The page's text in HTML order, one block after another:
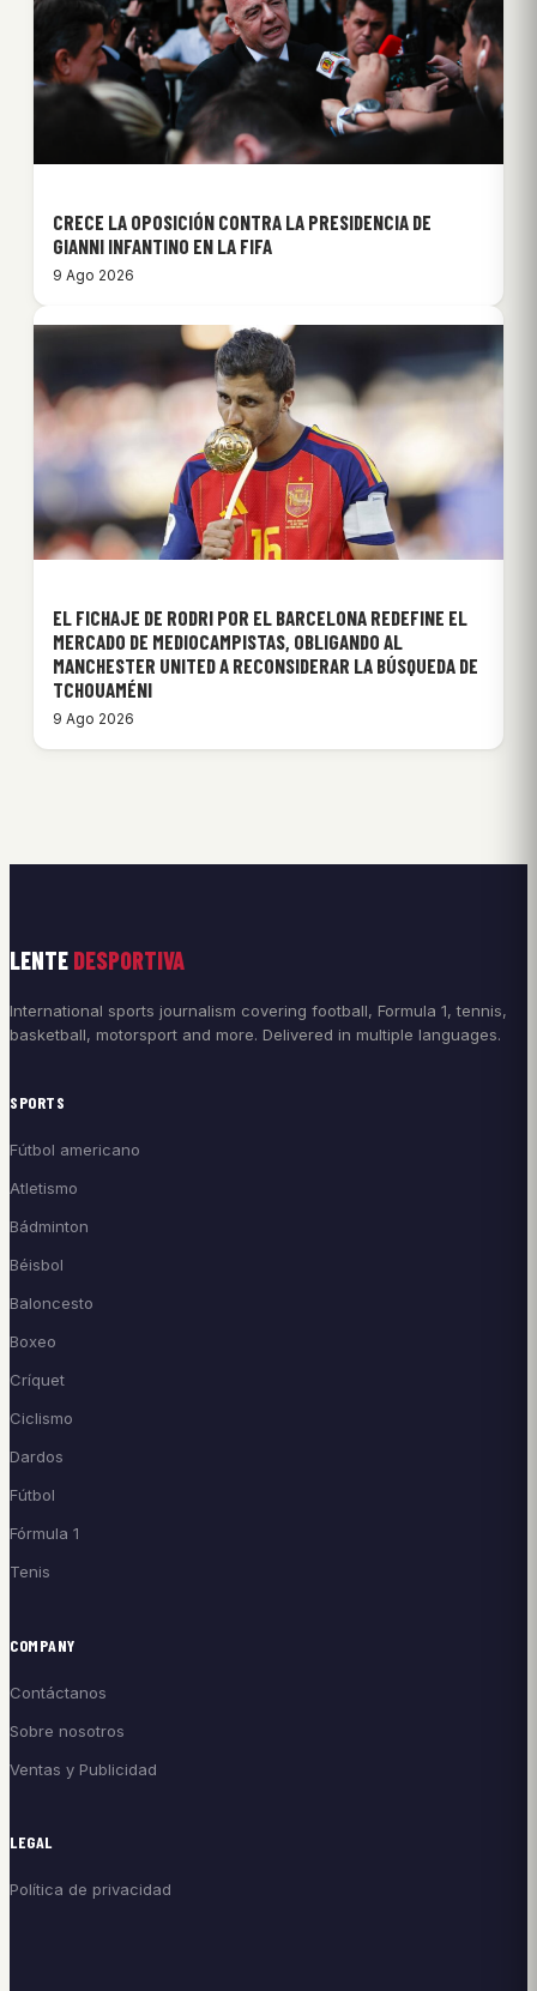
CRECE LA OPOSICIÓN CONTRA LA PRESIDENCIA DE
GIANNI INFANTINO EN LA FIFA
9 Ago 2026
EL FICHAJE DE RODRI POR EL BARCELONA REDEFINE EL
MERCADO DE MEDIOCAMPISTAS, OBLIGANDO AL
MANCHESTER UNITED A RECONSIDERAR LA BÚSQUEDA DE
TCHOUAMÉNI
9 Ago 2026
LENTE DESPORTIVA
International sports journalism covering football, Formula 1, tennis,
basketball, motorsport and more. Delivered in multiple languages.
SPORTS
Fútbol americano
Atletismo
Bádminton
Béisbol
Baloncesto
Boxeo
Críquet
Ciclismo
Dardos
Fútbol
Fórmula 1
Tenis
COMPANY
Contáctanos
Sobre nosotros
Ventas y Publicidad
LEGAL
Política de privacidad